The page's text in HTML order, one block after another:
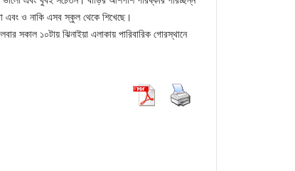
এবং ও নাকি এসব স্কুল থেকে শিখেছে।
সকাল ১০টায় ঝিনাইয়া এলাকায় পারিবারিক গোরস্থানে